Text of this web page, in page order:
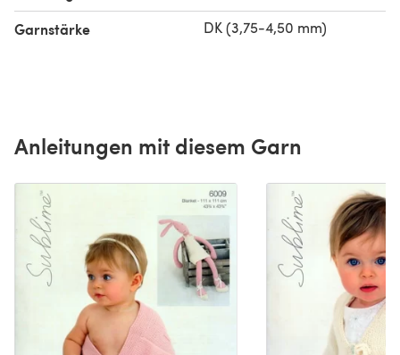
Garnstärke
DK (3,75-4,50 mm)
Anleitungen mit diesem Garn